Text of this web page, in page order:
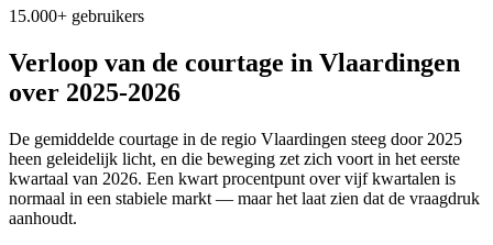
15.000+ gebruikers
Verloop van de courtage in Vlaardingen
over 2025-2026
De gemiddelde courtage in de regio Vlaardingen steeg door 2025
heen geleidelijk licht, en die beweging zet zich voort in het eerste
kwartaal van 2026. Een kwart procentpunt over vijf kwartalen is
normaal in een stabiele markt — maar het laat zien dat de vraagdruk
aanhoudt.